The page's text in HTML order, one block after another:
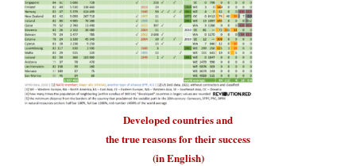
Developed countriesand
the true reasons for theirsuccess
(in English)